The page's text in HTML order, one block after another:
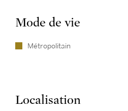
Mode de vie
Métropolitain
Localisation